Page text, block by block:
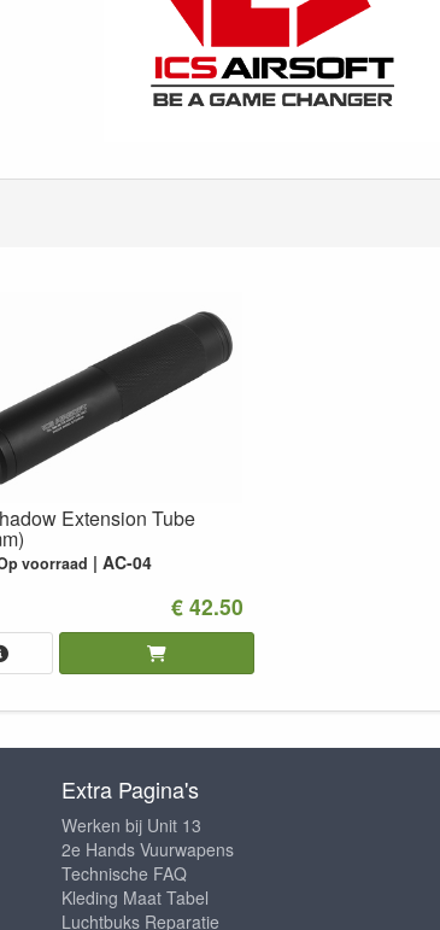
Extension Tube
voorraad AC-04
€ 42.50
Extra Pagina's
Werken bij Unit 13
2e Hands Vuurwapens
Technische FAQ
Kleding Maat Tabel
Luchtbuks Reparatie